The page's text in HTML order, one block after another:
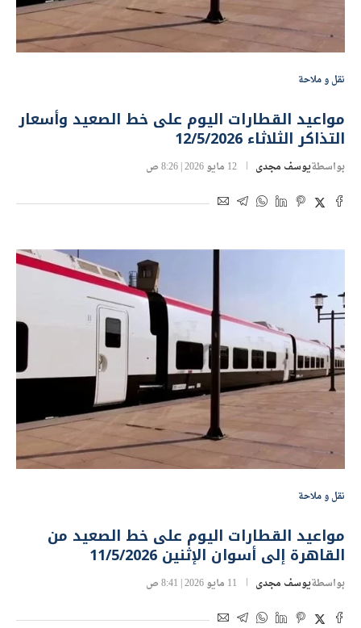
نقل و ملاحة
مواعيد القطارات اليوم على خط الصعيد وأسعار
التذاكر الثلاثاء 12/5/2026
بواسطةيوسف مجدى 12 مايو 2026 | 8:26 ص
نقل و ملاحة
مواعيد القطارات اليوم على خط الصعيد من
القاهرة إلى أسوان الإثنين 11/5/2026
بواسطةيوسف مجدى 11 مايو 2026 | 8:41 ص